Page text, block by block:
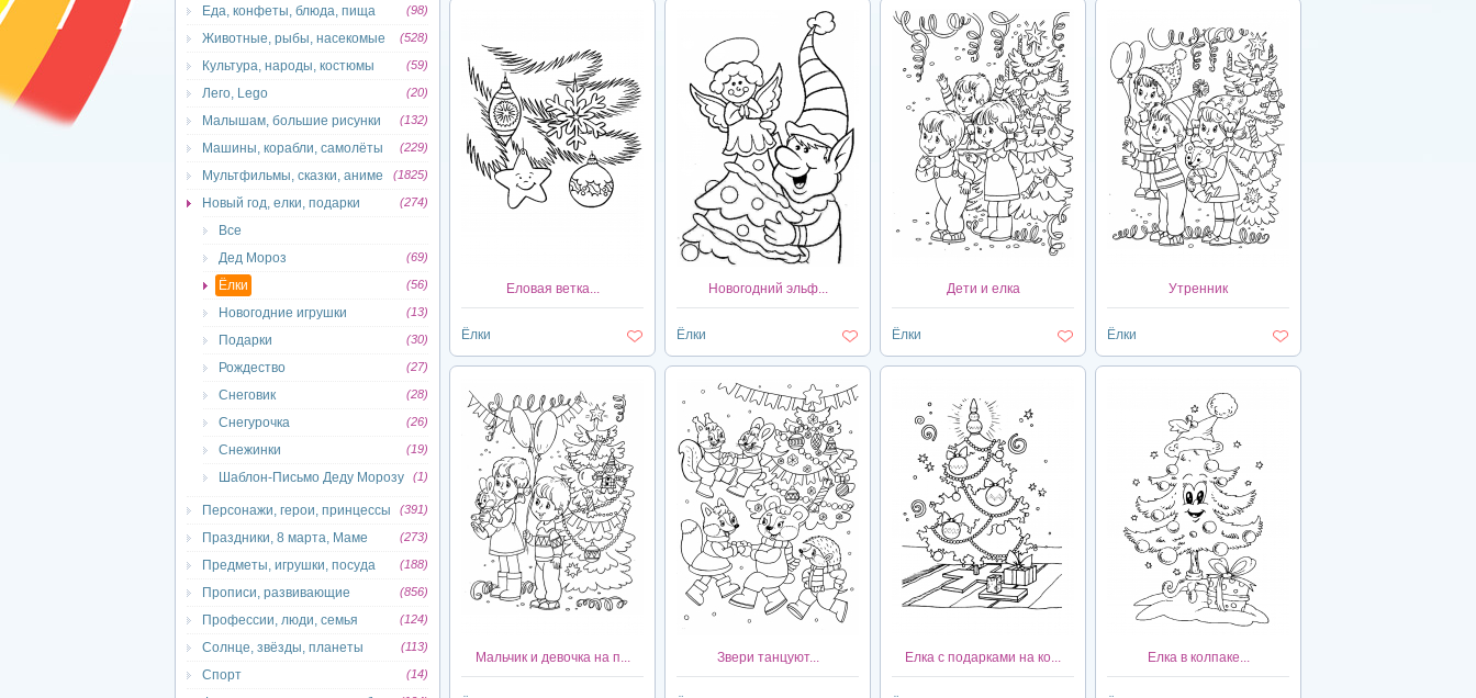
Еда, конфеты, блюда, пища (98)
Животные, рыбы, насекомые (528)
Культура, народы, костюмы (59)
Лего, Lego (20)
Малышам, большие рисунки (132)
Машины, корабли, самолёты (229)
Мультфильмы, сказки, аниме (1825)
Новый год, елки, подарки (274)
Все
Дед Мороз
(69)
Ёлки (56)
Новогодние игрушки (13)
Подарки (30)
Рождество (27)
Снеговик (28)
Снегурочка (26)
Снежинки (19)
Шаблон-Письмо Деду Морозу (1)
Персонажи, герои, принцессы (391)
Праздники, 8 марта, Маме (273)
Предметы, игрушки, посуда (188)
Прописи, развивающие (856)
Профессии, люди, семья (124)
Солнце, звёзды, планеты (113)
Спорт (14)
Еловая ветка...
Ёлки
Новогодний эльф...
Ёлки
Дети и елка
Ёлки
Утренник
Ёлки
Мальчик и девочка на п... Звери танцуют... Елка с подарками на ко... Елка в колпаке...